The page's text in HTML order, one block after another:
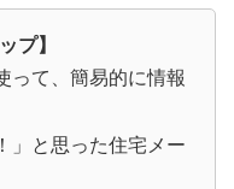
プ】
って、簡易的に情報
」と思った住宅メー